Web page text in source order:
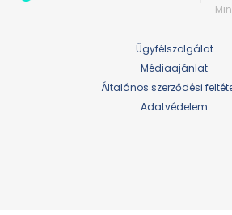
Ügyfélszolgálat
Médiaajánlat
Általános szerződési
Adatvédelem